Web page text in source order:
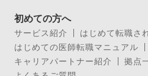
初めての方へ
サービス紹介
はじめて転職さ
はじめての医師転職マニュアル
キャリアパートナー紹介
拠点